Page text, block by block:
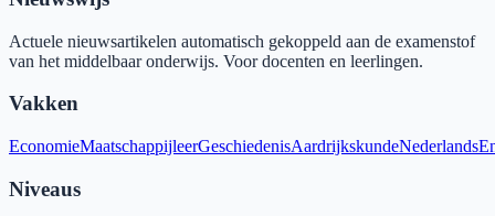
Actuele nieuwsartikelen automatisch gekoppeld aan de examenstof
van het middelbaar onderwijs. Voor docenten en leerlingen.
Vakken
EconomieMaatschappijleerGeschiedenisAardrijkskundeNederlands
Niveaus